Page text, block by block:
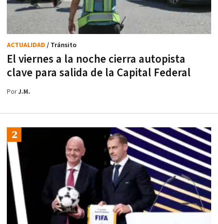
El viernes a la noche cierra autopista
clave para salida de la Capital Federal
ACTUALIDAD / Tránsito
PorJ.M.